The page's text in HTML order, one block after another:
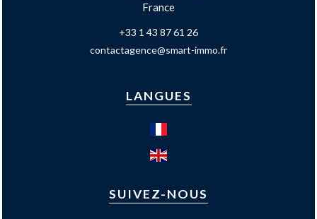
France
+33 1 43 87 61 26
contactagence@smart-immo.fr
LANGUES
SUIVEZ-NOUS